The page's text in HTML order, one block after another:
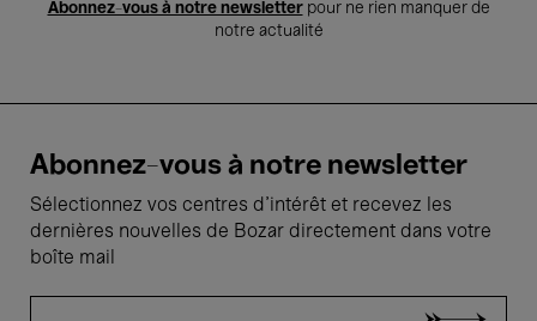
Abonnez-vous à notre newsletterpour ne rien manquer de
notre actualité
Abonnez-vous à notre newsletter
Sélectionnez vos centres d'intérêt et recevez les
dernières nouvelles de Bozar directement dans votre
boîte mail